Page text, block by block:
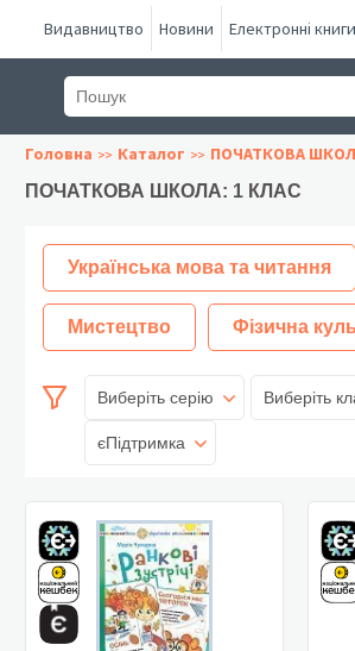
Видавництво Новини Електронні книги
Головна Каталог ПОЧАТКОВА
ПОЧАТКОВА ШКОЛА: 1 КЛАС
Українська мова та читання
Мистецтво Фізична
Виберіть серію Виберіть
єПідтримка